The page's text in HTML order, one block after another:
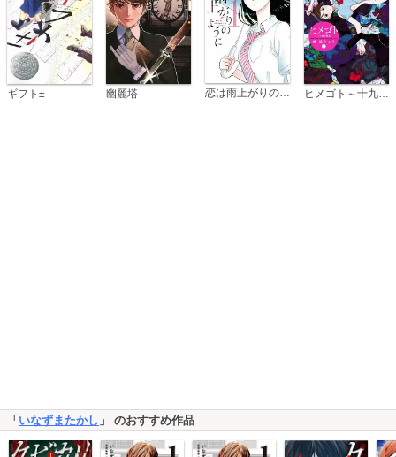
ギフト± 幽麗塔 恋は雨上がりのように
「 いなずまたかし 」 のおすすめ作品